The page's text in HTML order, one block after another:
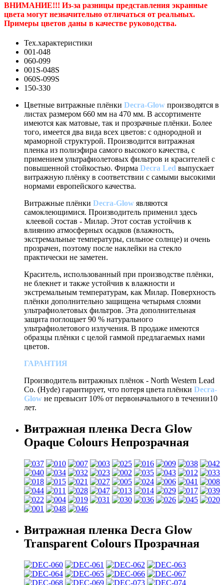
ВНИМАНИЕ!!! Из-за разницы представления экранные
цвета могут незначительно отличаться от реальных.
Примеры цветов даны в качестве руководства.
Тех.характеристики
001-048
060-099
001S-048S
060S-099S
150-330
Цветные витражные плёнки Decra-Glow производятся в
листах размером 660 мм на 470 мм. В ассортименте
имеются как матовые, так и прозрачные плёнки. Более
того, имеется два вида всех цветов: с однородной и
мраморной структурой. Производится витражная
пленка из полиэфира самого высокого качества, с
примением ультрафиолетовых фильтров и красителей с
повышенной стойкостью. Фирма Decra Led выпускает
витражную плёнку в соответствии с самыми высокими
нормами европейского качества.
Витражные плёнки Decra-Glow являются
самоклеющимися. Производитель применил здесь
клеевой состав - Милар. Этот состав устойчив к
влиянию атмосферных осадков (влажность,
экстремальные температуры, сильное солнце) и очень
прозрачен, поэтому после наклейки на стекло
практически не заметен.
Краситель, использованный при производстве плёнки,
не блекнет и также устойчив к влажности и
экстремальным температурам, как Милар. Поверхность
плёнки дополнительно защищена четырьмя слоями
ультрафиолетовых фильтров. Эта дополнительная
защита поглощает 90 % натурального
ультрафиолетового излучения. В продаже имеются
образцы плёнки с целой гаммой предлагаемых нами
цветов.
ГАРАНТИЯ
Производитель витражных плёнок - North Western Lead
Co. (Hyde) гарантирует, что потеря цвета плёнки Decra-
Glow не превысит 10% от первоначального в течении10
лет.
Витражная пленка Decra Glow
Opaque Colours Непрозрачная
Витражная пленка Decra Glow
Transparent Colours Прозрачная